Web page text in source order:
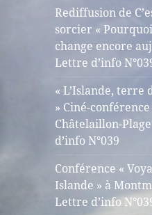
Rediffusion de
sorcier «
change encore
Lettre d’info
« L’Islande, terre
» Ciné-conférence
Châtelaillon-
d’info N°039
Conférence «
Islande » à
Lettre d’info